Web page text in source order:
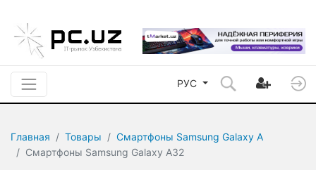
РУС
Главная Товары
Смартфоны Samsung Galaxy A
Смартфоны Samsung Galaxy A32